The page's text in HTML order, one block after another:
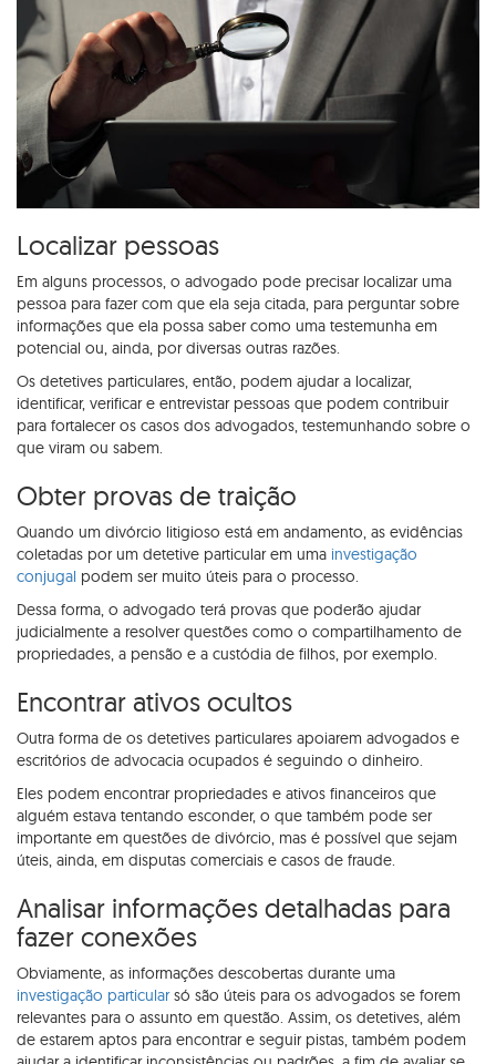
Localizar pessoas
Em alguns processos, o advogado pode precisar localizar uma
pessoa para fazer com que ela seja citada, para perguntar sobre
informações que ela possa saber como uma testemunha em
potencial ou, ainda, por diversas outras razões.
Os detetives particulares, então, podem ajudar a localizar,
identificar, verificar e entrevistar pessoas que podem contribuir
para fortalecer os casos dos advogados, testemunhando sobre o
que viram ou sabem.
Obter provas de traição
Quando um divórcio litigioso está em andamento, as evidências
coletadas por um detetive particular em uma investigação
conjugal podem ser muito úteis para o processo.
Dessa forma, o advogado terá provas que poderão ajudar
judicialmente a resolver questões como o compartilhamento de
propriedades, a pensão e a custódia de filhos, por exemplo.
Encontrar ativos ocultos
Outra forma de os detetives particulares apoiarem advogados e
escritórios de advocacia ocupados é seguindo o dinheiro.
Eles podem encontrar propriedades e ativos financeiros que
alguém estava tentando esconder, o que também pode ser
importante em questões de divórcio, mas é possível que sejam
úteis, ainda, em disputas comerciais e casos de fraude.
Analisar informações detalhadas para
fazer conexões
Obviamente, as informações descobertas durante uma
investigação particularsó são úteis para os advogados se forem
relevantes para o assunto em questão. Assim, os detetives, além
de estarem aptos para encontrar e seguir pistas, também podem